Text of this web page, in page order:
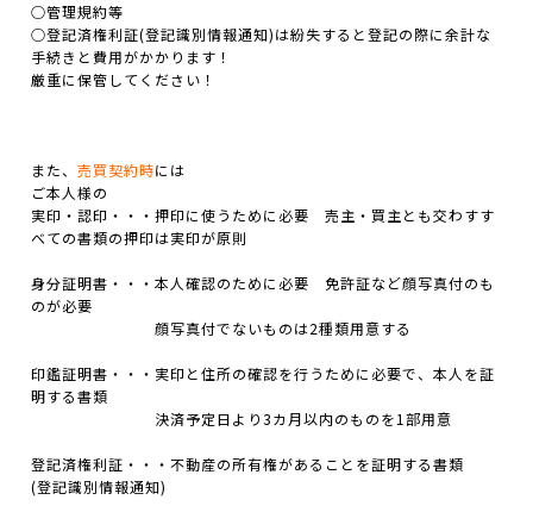
○管理規約等
○登記済権利証(登記識別情報通知)は紛失すると登記の際に余計な
手続きと費用がかかります！
厳重に保管してください！
また、 売買契約時には
ご本人様の
実印・認印・・・押印に使うために必要 売主・買主とも交わすす
べての書類の押印は実印が原則
身分証明書・・・本人確認のために必要 免許証など顔写真付のも
のが必要
顔写真付でないものは2種類用意する
印鑑証明書・・・実印と住所の確認を行うために必要で、本人を証
明する書類
決済予定日より3カ月以内のものを1部用意
登記済権利証・・・不動産の所有権があることを証明する書類
(登記識別情報通知)